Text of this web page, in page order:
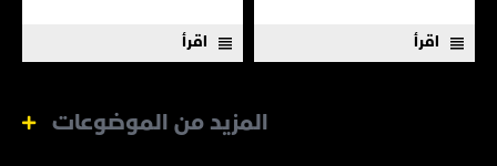
اقرأ اقرأ
المزيد من الموضوعات